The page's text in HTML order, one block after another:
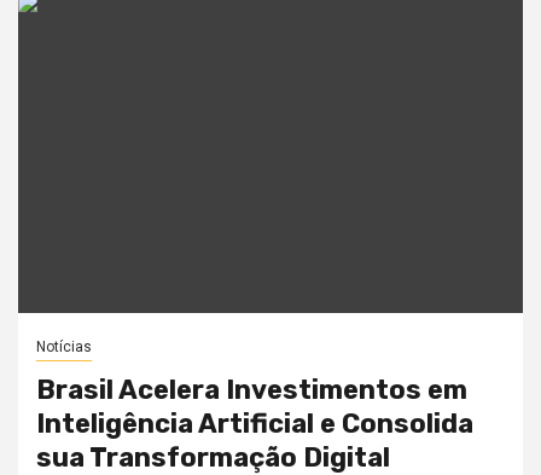
Notícias
Brasil Acelera Investimentos em
Inteligência Artificial e Consolida
sua Transformação Digital